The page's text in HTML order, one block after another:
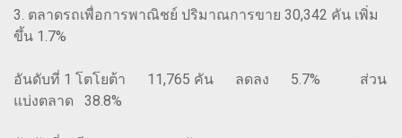
3. ตลาดรถเพื่อการพาณิชย์ ปริมาณการขาย 30,342 คัน เพิ่ม
ขึ้น 1.7%
อันดับที่ 1 โตโยต้า 11,765 คัน ลดลง 5.7% ส่วน
แบ่งตลาด 38.8%